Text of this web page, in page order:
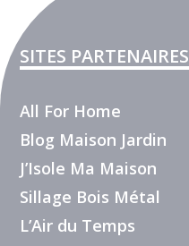
SITES PARTENAIRES
All For Home
Blog Maison Jardin
J’Isole Ma Maison
Sillage Bois Métal
L’Air du Temps